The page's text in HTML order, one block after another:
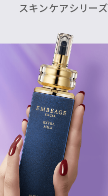
スキンケアシリーズ